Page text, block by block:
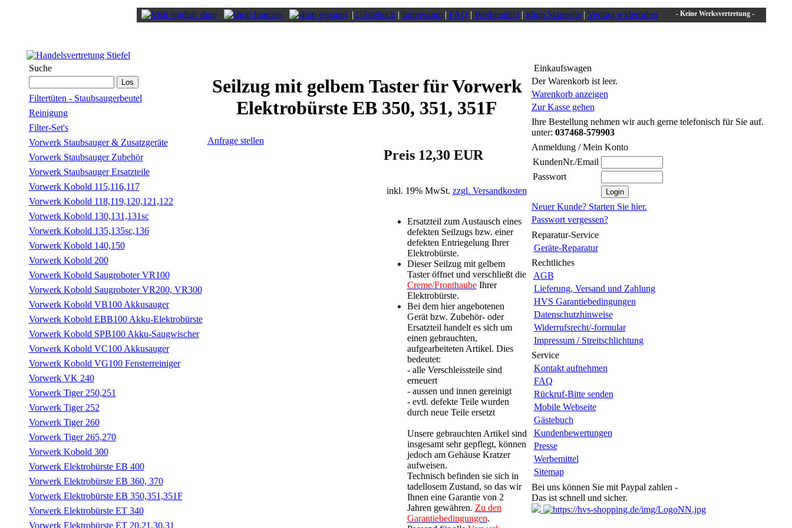
- Keine Werksvertretung -
| Gästebuch | Impressum| FAQ | Werbemittel | Shop Startseite| Vertrag widerrufen
Suche
Filtertüten - Staubsaugerbeutel
Reinigung
Filter-Set's
Vorwerk Staubsauger & Zusatzgeräte
Vorwerk Staubsauger Zubehör
Vorwerk Staubsauger Ersatzteile
Vorwerk Kobold 115,116,117
Vorwerk Kobold 118,119,120,121,122
Vorwerk Kobold 130,131,131sc
Vorwerk Kobold 135,135sc,136
Vorwerk Kobold 140,150
Vorwerk Kobold 200
Vorwerk Kobold Saugroboter VR100
Vorwerk Kobold Saugroboter VR200, VR300
Vorwerk Kobold VB100 Akkusauger
Vorwerk Kobold EBB100 Akku-Elektrobürste
Vorwerk Kobold SPB100 Akku-Saugwischer
Vorwerk Kobold VC100 Akkusauger
Vorwerk Kobold VG100 Fensterreiniger
Vorwerk VK 240
Vorwerk Tiger 250,251
Vorwerk Tiger 252
Vorwerk Tiger 260
Vorwerk Tiger 265,270
Vorwerk Kobold 300
Vorwerk Elektrobürste EB 400
Vorwerk Elektrobürste EB 360, 370
Vorwerk Elektrobürste EB 350,351,351F
Vorwerk Elektrobürste ET 340
Vorwerk Elektrobürste ET 20,21,30,31
Seilzug mit gelbem Taster für Vorwerk
Elektrobürste EB 350, 351, 351F
Anfrage stellen
Preis 12,30 EUR
inkl. 19% MwSt. zzgl. Versandkosten
Ersatzteil zum Austausch eines
defekten Seilzugs bzw. einer
defekten Entriegelung Ihrer
Elektrobürste.
Dieser Seilzug mit gelbem
Taster öffnet und verschließt die
Creme/FronthaubeIhrer
Elektrobürste.
Bei dem hier angebotenen
Gerät bzw. Zubehör- oder
Ersatzteil handelt es sich um
einen gebrauchten,
aufgearbeiteten Artikel. Dies
bedeutet:
- alle Verschleissteile sind
erneuert
- aussen und innen gereinigt
- evtl. defekte Teile wurden
durch neue Teile ersetzt
Unsere gebrauchten Artikel sind
insgesamt sehr gepflegt, können
jedoch am Gehäuse Kratzer
aufweisen.
Technisch befinden sie sich in
tadellosem Zustand, so das wir
Ihnen eine Garantie von 2
Jahren gewähren. Zu den
Garantiebedingungen.
Einkaufswagen
Der Warenkorb ist leer.
Warenkorb anzeigen
Zur Kasse gehen
Ihre Bestellung nehmen wir auch gerne telefonisch für Sie auf.
unter: 037468-579903
Anmeldung / Mein Konto
KundenNr./Email
Passwort
Neuer Kunde? Starten Sie hier.
Passwort vergessen?
Reparatur-Service
Geräte-Reparatur
Rechtliches
AGB
Lieferung, Versand und Zahlung
HVS Garantiebedingungen
Datenschutzhinweise
Widerrufsrecht/-formular
Impressum / Streitschlichtung
Service
Kontakt aufnehmen
FAQ
Rückruf-Bitte senden
Mobile Webseite
Gästebuch
Kundenbewertungen
Presse
Werbemittel
Sitemap
Bei uns können Sie mit Paypal zahlen -
Das ist schnell und sicher.